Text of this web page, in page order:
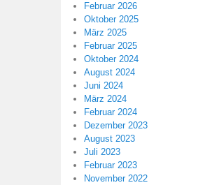
Februar 2026
Oktober 2025
März 2025
Februar 2025
Oktober 2024
August 2024
Juni 2024
März 2024
Februar 2024
Dezember 2023
August 2023
Juli 2023
Februar 2023
November 2022